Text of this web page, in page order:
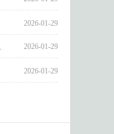
2026-01-29
2026-01-29
2026-01-29